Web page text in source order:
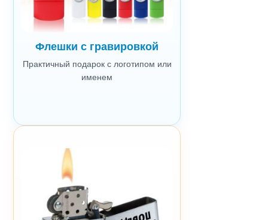
Флешки с гравировкой
Практичный подарок с логотипом или
именем